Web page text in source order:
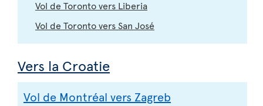
Vol de Toronto vers Liberia
Vol de Toronto vers San José
Vers la Croatie
Vol de Montréal vers Zagreb